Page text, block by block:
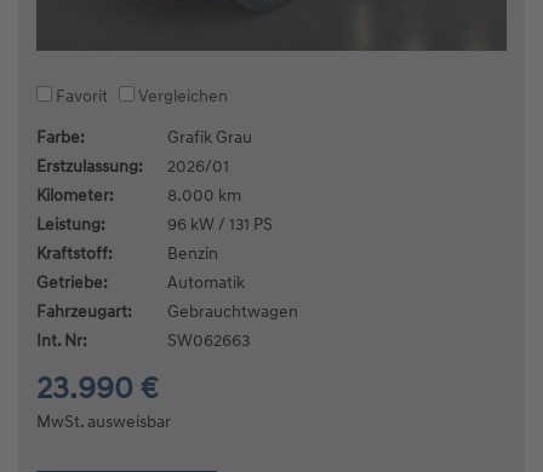
Favorit
Vergleichen
Farbe:
Grafik Grau
Erstzulassung:
2026/01
Kilometer:
8.000 km
Leistung:
96 kW / 131 PS
Kraftstoff:
Benzin
Getriebe:
Automatik
Fahrzeugart:
Gebrauchtwagen
Int. Nr:
SW062663
23.990 €
MwSt. ausweisbar